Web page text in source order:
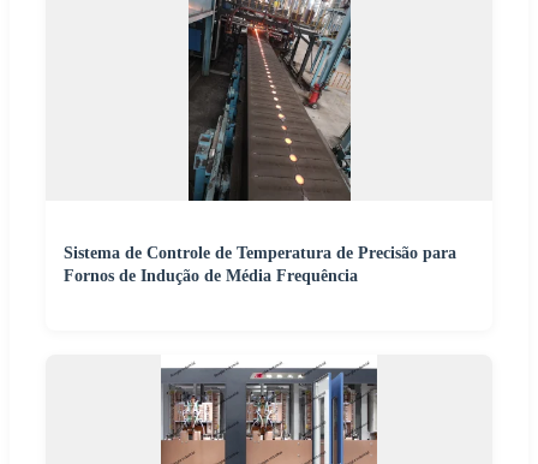
Sistema de Controle de Temperatura de Precisão para
Fornos de Indução de Média Frequência